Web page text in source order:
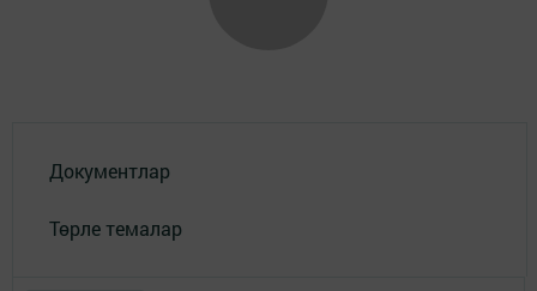
Документлар
Төрле темалар